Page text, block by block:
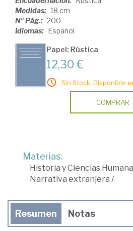
Medidas: 18 cm
Nº Pág.: 200
Idiomas: Español
Papel: Rústica
12,30 €
Sin Stock. Disponible
COMPRAR
Materias:
Historia y Ciencias
Narrativa extranjera /
Resumen Notas